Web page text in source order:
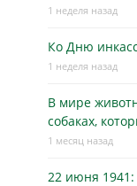
1 неделя назад
Ко Дню
1 неделя назад
В мире
собаках,
1 месяц назад
22 июня 1941: